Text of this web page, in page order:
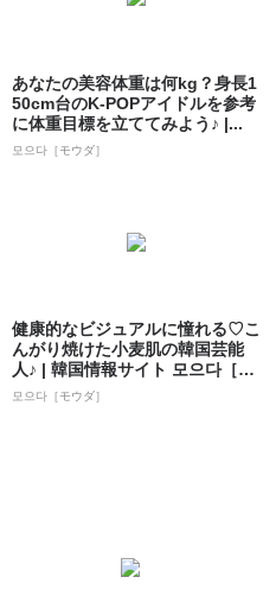
あなたの美容体重は何kg？身長1
50cm台のK-POPアイドルを参考
に体重目標を立ててみよう♪ |...
모으다［モウダ］
健康的なビジュアルに憧れる♡こ
んがり焼けた小麦肌の韓国芸能
人♪ | 韓国情報サイト 모으다［モ
ウダ］
모으다［モウダ］